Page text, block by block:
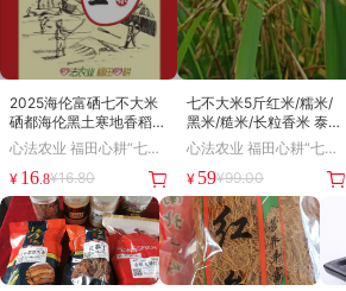
2025海伦富硒七不大米
硒都海伦黑土寒地香稻5
斤/10斤七不水稻大米 心
法农业 福田心耕恭献
心法农业 福田心耕“七不”
和谐共生！心法农业历经
磨练和洗礼，在爱和感恩
中逐步探索和升华，如今
已经如凤凰诞生！它将会
把爱和健康的祝福和祈愿
送到每个有缘的家庭！
¥ 16 .8¥16.80
七不大米5斤红米/糯米/
黑米/糙米/长粒香米 泰两
优 嘉丰优2 浙江仙居七不
种植基地自种自产
心法农业 福田心耕“七不”
和谐共生！心法农业历经
磨练和洗礼，在爱和感恩
中逐步探索和升华，如今
已经如凤凰诞生！它将会
把爱和健康的祝福和祈愿
送到每个有缘的家庭！
¥ 59¥99.00